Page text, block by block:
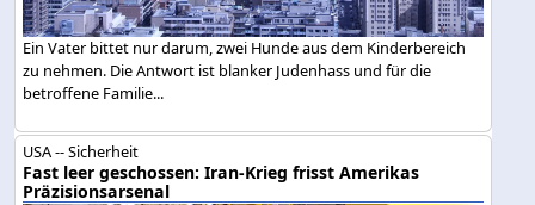
Ein Vater bittet nur darum, zwei Hunde aus dem Kinderbereich
zu nehmen. Die Antwort ist blanker Judenhass und für die
betroffene Familie...
USA -- Sicherheit
Fast leer geschossen: Iran-Krieg frisst Amerikas
Präzisionsarsenal